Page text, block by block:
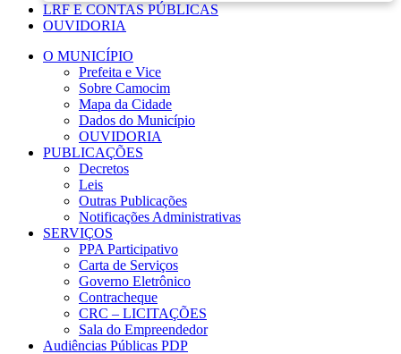
LRF E CONTAS PÚBLICAS
OUVIDORIA
O MUNICÍPIO
Prefeita e Vice
Sobre Camocim
Mapa da Cidade
Dados do Município
OUVIDORIA
PUBLICAÇÕES
Decretos
Leis
Outras Publicações
Notificações Administrativas
SERVIÇOS
PPA Participativo
Carta de Serviços
Governo Eletrônico
Contracheque
CRC – LICITAÇÕES
Sala do Empreendedor
Audiências Públicas PDP